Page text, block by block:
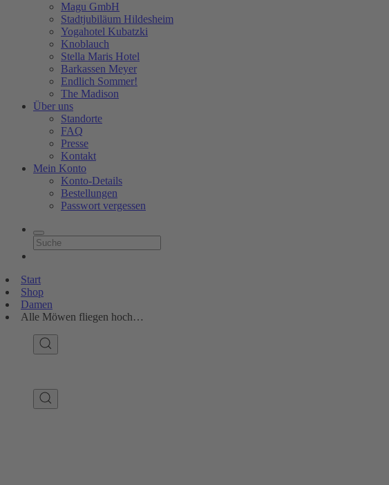
Magu GmbH
Stadtjubiläum Hildesheim
Yogahotel Kubatzki
Knoblauch
Stella Maris Hotel
Barkassen Meyer
Endlich Sommer!
The Madison
Über uns
Standorte
FAQ
Presse
Kontakt
Mein Konto
Konto-Details
Bestellungen
Passwort vergessen
Start
Shop
Damen
Alle Möwen fliegen hoch…